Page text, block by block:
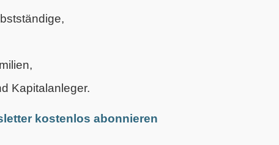
Kapitalanleger.
kostenlos abonnieren